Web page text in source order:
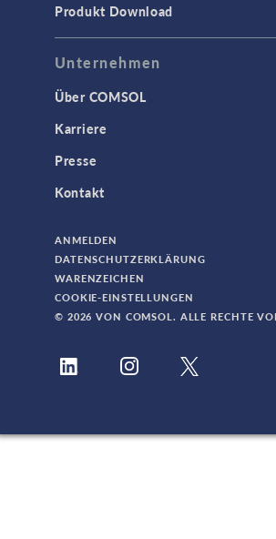
Produkt Download
Unternehmen
Über COMSOL
Karriere
Presse
Kontakt
ANMELDEN
DATENSCHUTZERKLÄRUNG
WARENZEICHEN
COOKIE-EINSTELLUNGEN
© 2026 VON COMSOL. ALLE RECHTE